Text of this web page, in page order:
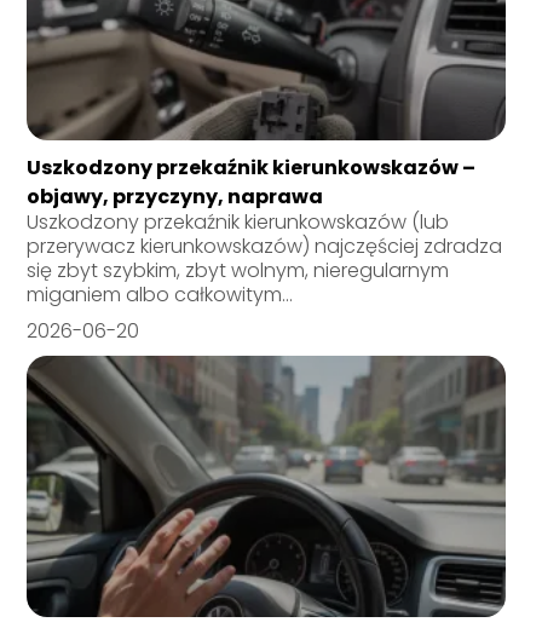
Uszkodzony przekaźnik kierunkowskazów –
objawy, przyczyny, naprawa
Uszkodzony przekaźnik kierunkowskazów (lub
przerywacz kierunkowskazów) najczęściej zdradza
się zbyt szybkim, zbyt wolnym, nieregularnym
miganiem albo całkowitym...
2026-06-20